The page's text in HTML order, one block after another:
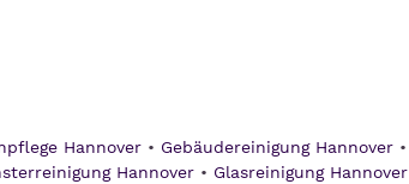
Hannover Gebäudereinigung Hannover
Hannover Glasreinigung Hannover